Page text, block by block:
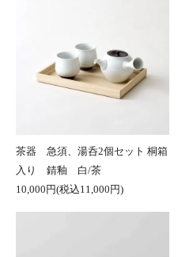
茶器 急須、湯呑2個セット 桐箱
入り 錆釉 白/茶
10,000円(税込11,000円)